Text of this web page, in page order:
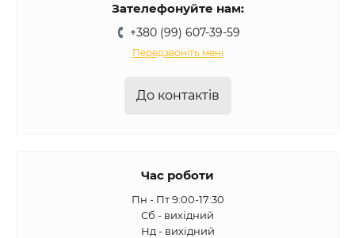
Зателефонуйте нам:
+380 (99) 607-39-59
Передзвоніть мені
До контактів
Час роботи
Пн - Пт 9:00-17:30
Сб - вихідний
Нд - вихідний